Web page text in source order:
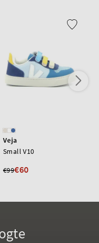
Veja
Small V10
€99€60